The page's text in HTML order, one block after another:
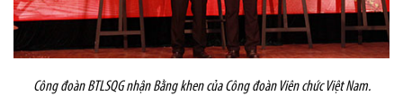
Công đoàn BTLSQG nhậnBằng khen của Công đoàn Viên chức Việt Nam.